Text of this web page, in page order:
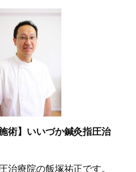
術】いいづか鍼灸指圧治
治療院の飯塚祐正です。